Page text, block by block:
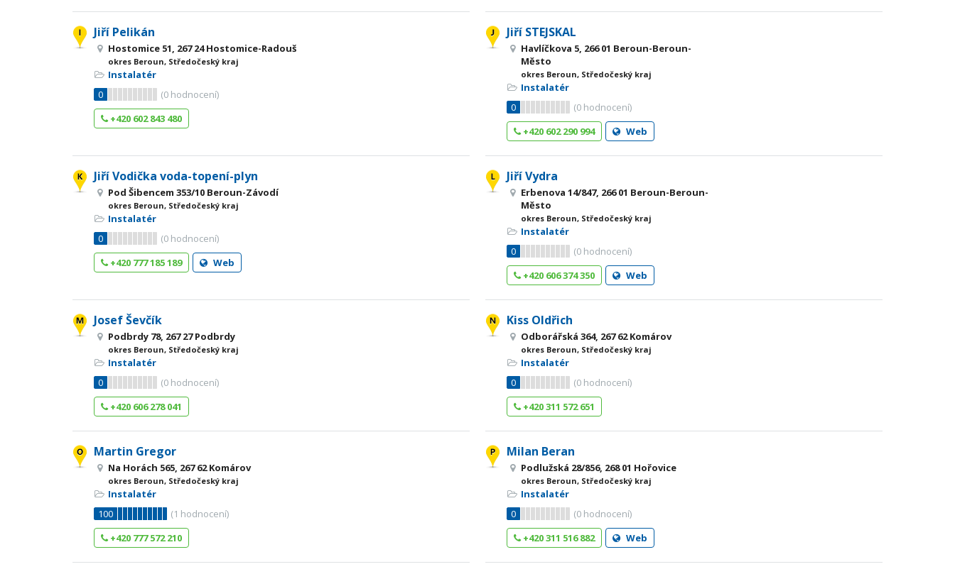
Jiří Pelikán
Hostomice 51, 267 24 Hostomice-Radouš
okres Beroun, Středočeský kraj
Instalatér
0
(0 hodnocení)
+420 602 843 480
Jiří STEJSKAL
Havlíčkova 5, 266 01 Beroun-Beroun-
Město
okres Beroun, Středočeský kraj
Instalatér
0
(0 hodnocení)
+420 602 290 994
Web
Jiří Vodička voda-topení-plyn
Pod Šibencem 353/10 Beroun-Závodí
okres Beroun, Středočeský kraj
Instalatér
0
(0 hodnocení)
+420 777 185 189
Web
Jiří Vydra
Erbenova 14/847, 266 01 Beroun-Beroun-
Město
okres Beroun, Středočeský kraj
Instalatér
0
(0 hodnocení)
+420 606 374 350
Web
Josef Ševčík
Podbrdy 78, 267 27 Podbrdy
okres Beroun, Středočeský kraj
Instalatér
0
(0 hodnocení)
+420 606 278 041
Kiss Oldřich
Odborářská 364, 267 62 Komárov
okres Beroun, Středočeský kraj
Instalatér
0
(0 hodnocení)
+420 311 572 651
Martin Gregor
Na Horách 565, 267 62 Komárov
okres Beroun, Středočeský kraj
Instalatér
100
(1 hodnocení)
+420 777 572 210
Milan Beran
Podlužská 28/856, 268 01 Hořovice
okres Beroun, Středočeský kraj
Instalatér
0
(0 hodnocení)
+420 311 516 882
Web